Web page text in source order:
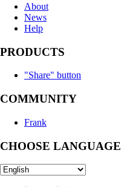
About
News
Help
PRODUCTS
"Share" button
COMMUNITY
Frank
CHOOSE LANGUAGE